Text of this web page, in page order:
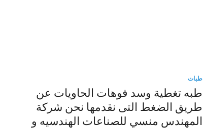
طبات
طبه تغطية وسد فوهات الحاويات عن
طريق الضغط التى نقدمها نحن شركة
المهندس منسي للصناعات الهندسيه و